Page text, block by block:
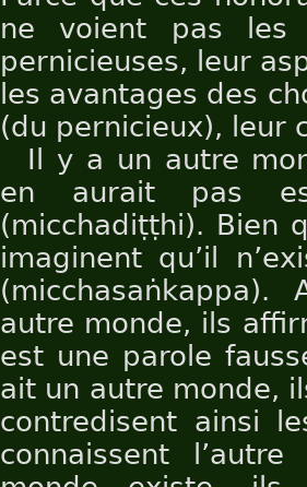
ne voient pas les
pernicieuses, leur
les avantages des
(du pernicieux), leur
Il y a un autre
en aurait pas
(micchadiṭṭhi). Bien
imaginent qu’il
autre monde, ils
est une parole
ait un autre monde,
contredisent ainsi
connaissent